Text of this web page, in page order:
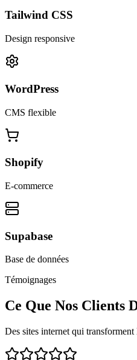
Tailwind CSS
Design responsive
WordPress
CMS flexible
Shopify
E-commerce
Supabase
Base de données
Témoignages
Ce Que Nos Clients
Des sites internet qui